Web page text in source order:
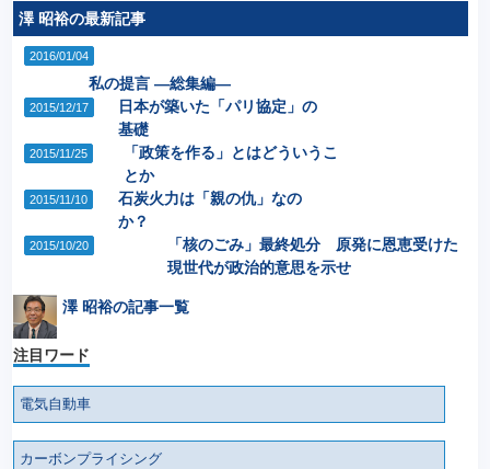
澤 昭裕の最新記事
2016/01/04
私の提言 ―総集編―
2015/12/17
日本が築いた「パリ協定」の
基礎
2015/11/25
「政策を作る」とはどういうこ
とか
2015/11/10
石炭火力は「親の仇」なの
か？
2015/10/20
「核のごみ」最終処分 原発に恩恵受けた
現世代が政治的意思を示せ
澤 昭裕の記事一覧
注目ワード
電気自動車
カーボンプライシング